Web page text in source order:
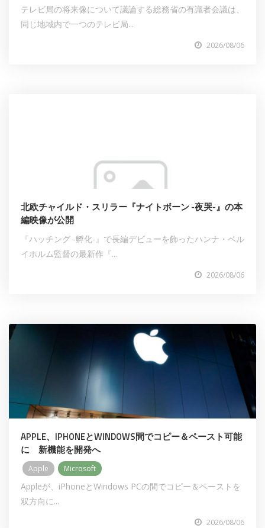
テレビ局の将来像について議論する総務省の有識者会議は、
同じ地域内で一つのテレビ局...
2026/08/06
北欧チャイルド・スリラー『ナイトボーン -夜哭-』の本
編映像が公開
『ハッチング -孵化-』で長編デビューを飾ったハンナ・ベル
イホルム監督の最新作『...
2026/08/06
APPLE、IPHONEとWINDOWS間でコピー＆ペースト可能
に 新機能を開発へ
Apple Microsoft
Appleが、iPhoneとWindows PCの間でコピー＆ペーストを
双方向に...
2026/08/06